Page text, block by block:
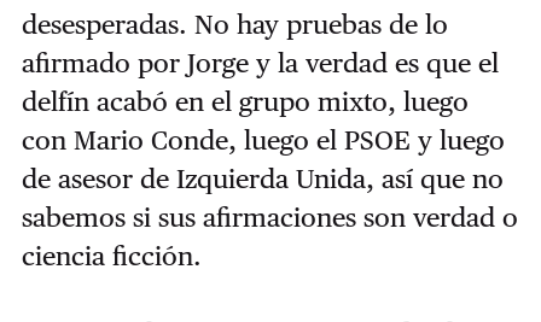
desesperadas. No hay pruebas de lo
afirmado por Jorge y la verdad es que el
delfín acabó en el grupo mixto, luego
con Mario Conde, luego el PSOE y luego
de asesor de Izquierda Unida, así que no
sabemos si sus afirmaciones son verdad o
ciencia ficción.